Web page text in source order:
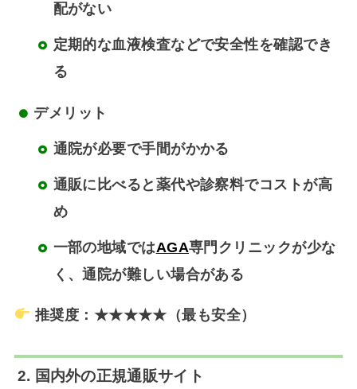
配がない
定期的な血液検査などで安全性を確認でき
る
デメリット
通院が必要で手間がかかる
通販に比べると薬代や診察料でコストが高
め
一部の地域ではAGA専門クリニックが少な
く、通院が難しい場合がある
推奨度：★★★★★（最も安全）
2. 国内外の正規通販サイト